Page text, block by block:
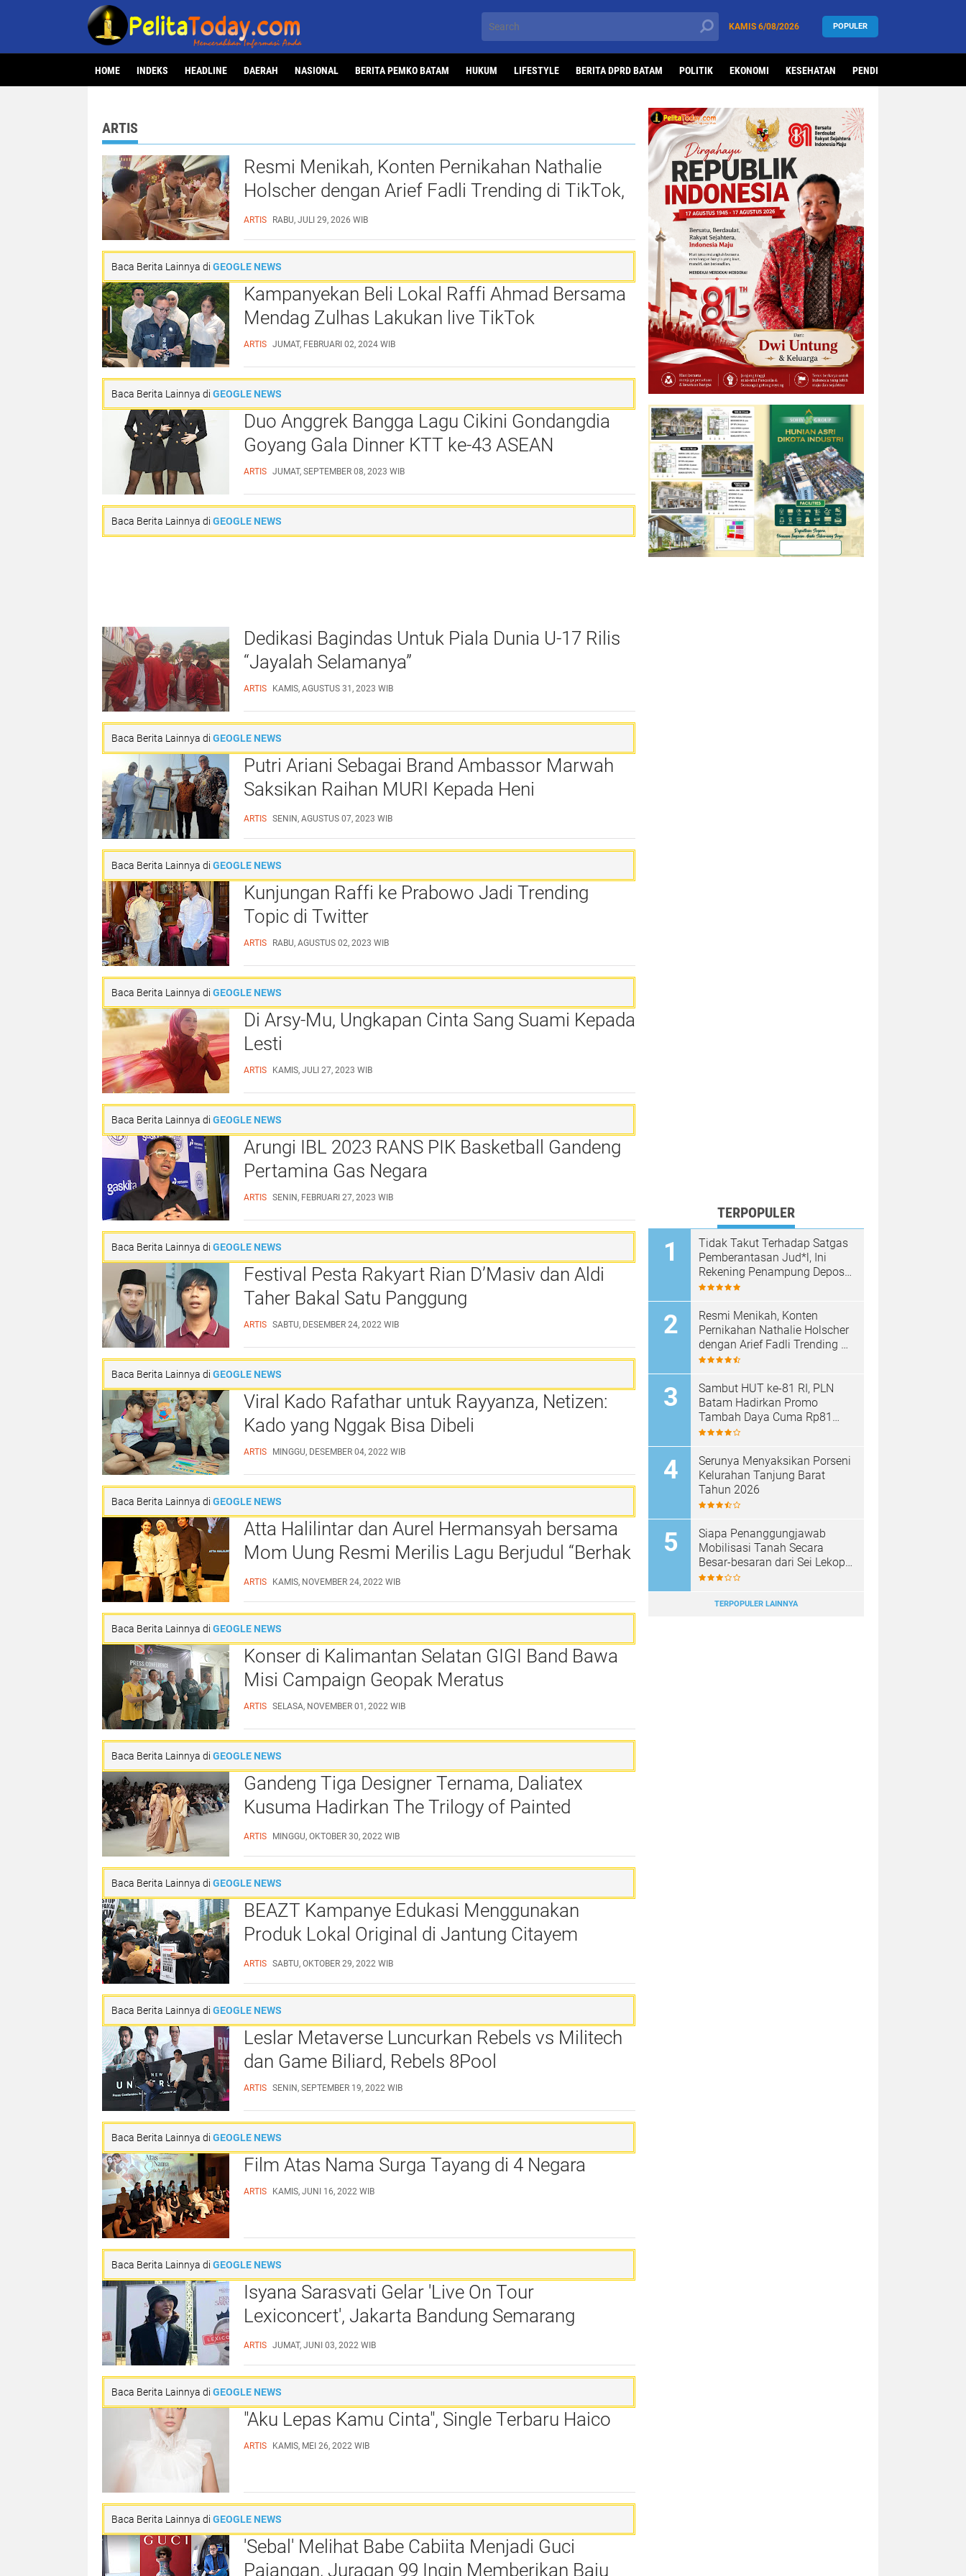
KAMIS 6/08/2026 POPULER
HOME INDEKS HEADLINE DAERAH NASIONAL BERITA PEMKO BATAM HUKUM LIFESTYLE BERITA DPRD BATAM POLITIK EKONOMI KESEHATAN PENDIDIKAN
ARTIS
Resmi Menikah, Konten Pernikahan Nathalie
Holscher dengan Arief Fadli Trending di TikTok,
Tembus 75 Juta Penonton
ARTIS RABU, JULI 29, 2026 WIB
Baca Berita Lainnya di GEOGLE NEWS
Kampanyekan Beli Lokal Raffi Ahmad Bersama
Mendag Zulhas Lakukan live TikTok
ARTIS JUMAT, FEBRUARI 02, 2024 WIB
Baca Berita Lainnya di GEOGLE NEWS
Duo Anggrek Bangga Lagu Cikini Gondangdia
Goyang Gala Dinner KTT ke-43 ASEAN
ARTIS JUMAT, SEPTEMBER 08, 2023 WIB
Baca Berita Lainnya di GEOGLE NEWS
Dedikasi Bagindas Untuk Piala Dunia U-17 Rilis
“Jayalah Selamanya”
ARTIS KAMIS, AGUSTUS 31, 2023 WIB
Baca Berita Lainnya di GEOGLE NEWS
Putri Ariani Sebagai Brand Ambassor Marwah
Saksikan Raihan MURI Kepada Heni
Purnamasari
ARTIS SENIN, AGUSTUS 07, 2023 WIB
Baca Berita Lainnya di GEOGLE NEWS
Kunjungan Raffi ke Prabowo Jadi Trending
Topic di Twitter
ARTIS RABU, AGUSTUS 02, 2023 WIB
Baca Berita Lainnya di GEOGLE NEWS
Di Arsy-Mu, Ungkapan Cinta Sang Suami Kepada
Lesti
ARTIS KAMIS, JULI 27, 2023 WIB
Baca Berita Lainnya di GEOGLE NEWS
Arungi IBL 2023 RANS PIK Basketball Gandeng
Pertamina Gas Negara
ARTIS SENIN, FEBRUARI 27, 2023 WIB
Baca Berita Lainnya di GEOGLE NEWS
Festival Pesta Rakyart Rian D’Masiv dan Aldi
Taher Bakal Satu Panggung
ARTIS SABTU, DESEMBER 24, 2022 WIB
Baca Berita Lainnya di GEOGLE NEWS
Viral Kado Rafathar untuk Rayyanza, Netizen:
Kado yang Nggak Bisa Dibeli
ARTIS MINGGU, DESEMBER 04, 2022 WIB
Baca Berita Lainnya di GEOGLE NEWS
Atta Halilintar dan Aurel Hermansyah bersama
Mom Uung Resmi Merilis Lagu Berjudul “Berhak
Bahagia”
ARTIS KAMIS, NOVEMBER 24, 2022 WIB
Baca Berita Lainnya di GEOGLE NEWS
Konser di Kalimantan Selatan GIGI Band Bawa
Misi Campaign Geopak Meratus
ARTIS SELASA, NOVEMBER 01, 2022 WIB
Baca Berita Lainnya di GEOGLE NEWS
Gandeng Tiga Designer Ternama, Daliatex
Kusuma Hadirkan The Trilogy of Painted
Harmony
ARTIS MINGGU, OKTOBER 30, 2022 WIB
Baca Berita Lainnya di GEOGLE NEWS
BEAZT Kampanye Edukasi Menggunakan
Produk Lokal Original di Jantung Citayem
Fashion Week
ARTIS SABTU, OKTOBER 29, 2022 WIB
Baca Berita Lainnya di GEOGLE NEWS
Leslar Metaverse Luncurkan Rebels vs Militech
dan Game Biliard, Rebels 8Pool
ARTIS SENIN, SEPTEMBER 19, 2022 WIB
Baca Berita Lainnya di GEOGLE NEWS
Film Atas Nama Surga Tayang di 4 Negara
ARTIS KAMIS, JUNI 16, 2022 WIB
Baca Berita Lainnya di GEOGLE NEWS
Isyana Sarasvati Gelar 'Live On Tour
Lexiconcert', Jakarta Bandung Semarang
Surabaya dan Bali
ARTIS JUMAT, JUNI 03, 2022 WIB
Baca Berita Lainnya di GEOGLE NEWS
"Aku Lepas Kamu Cinta", Single Terbaru Haico
ARTIS KAMIS, MEI 26, 2022 WIB
Baca Berita Lainnya di GEOGLE NEWS
'Sebal' Melihat Babe Cabiita Menjadi Guci
Pajangan, Juragan 99 Ingin Memberikan Baju
TERPOPULER
Tidak Takut Terhadap Satgas
Pemberantasan Jud*l, Ini
Rekening Penampung Deposit
di Situs MENARA4D
Resmi Menikah, Konten
Pernikahan Nathalie Holscher
dengan Arief Fadli Trending di
TikTok, Tembus 75 Juta
Sambut HUT ke-81 RI, PLN
Batam Hadirkan Promo
Tambah Daya Cuma Rp81
Ribu
Serunya Menyaksikan Porseni
Kelurahan Tanjung Barat
Tahun 2026
Siapa Penanggungjawab
Mobilisasi Tanah Secara
Besar-besaran dari Sei Lekop
ke Marina Sekupang Batam?
TERPOPULER LAINNYA